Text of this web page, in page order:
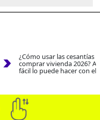
¿Cómo usar las cesantías
comprar vivienda 2026?
fácil lo puede hacer con el